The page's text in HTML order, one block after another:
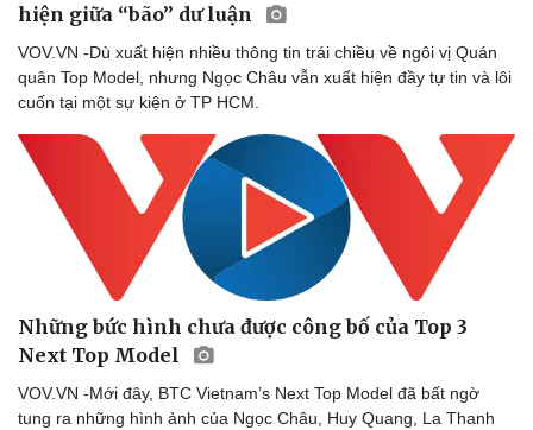
hiện giữa “bão” dư luận
VOV.VN -Dù xuất hiện nhiều thông tin trái chiều về ngôi vị Quán
quân Top Model, nhưng Ngọc Châu vẫn xuất hiện đầy tự tin và lôi
cuốn tại một sự kiện ở TP HCM.
Những bức hình chưa được công bố của Top 3
Next Top Model
VOV.VN -Mới đây, BTC Vietnam’s Next Top Model đã bất ngờ
tung ra những hình ảnh của Ngọc Châu, Huy Quang, La Thanh